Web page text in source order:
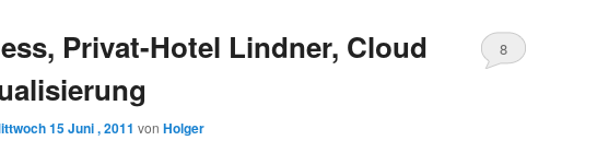
Privat-Hotel Lindner, Cloud
15 Juni , 2011 von Holger
8